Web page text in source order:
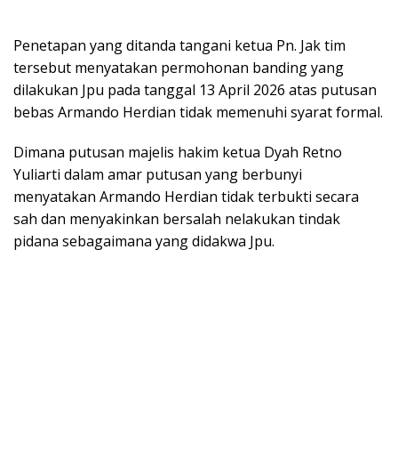
Penetapan yang ditanda tangani ketua Pn. Jak tim
tersebut menyatakan permohonan banding yang
dilakukan Jpu pada tanggal 13 April 2026 atas putusan
bebas Armando Herdian tidak memenuhi syarat formal.
Dimana putusan majelis hakim ketua Dyah Retno
Yuliarti dalam amar putusan yang berbunyi
menyatakan Armando Herdian tidak terbukti secara
sah dan menyakinkan bersalah nelakukan tindak
pidana sebagaimana yang didakwa Jpu.